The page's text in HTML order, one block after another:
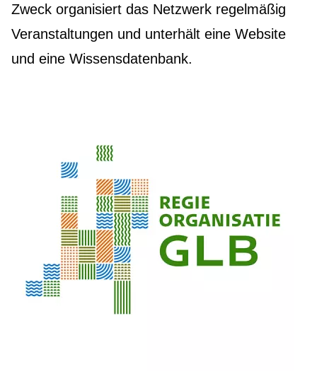
Zweck organisiert das Netzwerk regelmäßig
Veranstaltungen und unterhält eine Website
und eine Wissensdatenbank.